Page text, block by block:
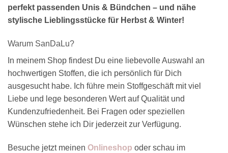
perfekt passenden Unis & Bündchen – und nähe
stylische Lieblingsstücke für Herbst & Winter!
Warum SanDaLu?
In meinem Shop findest Du eine liebevolle Auswahl an
hochwertigen Stoffen, die ich persönlich für Dich
ausgesucht habe. Ich führe mein Stoffgeschäft mit viel
Liebe und lege besonderen Wert auf Qualität und
Kundenzufriedenheit. Bei Fragen oder speziellen
Wünschen stehe ich Dir jederzeit zur Verfügung.
Besuche jetzt meinen Onlineshop oder schau im